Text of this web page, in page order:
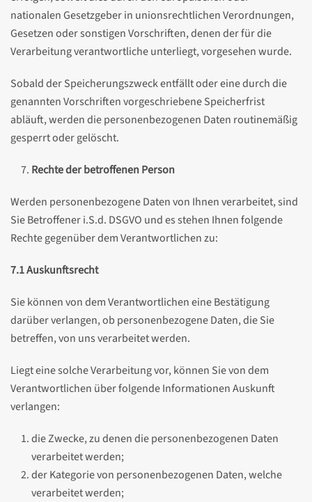
nationalen Gesetzgeber in unionsrechtlichen Verordnungen,
Gesetzen oder sonstigen Vorschriften, denen der für die
Verarbeitung verantwortliche unterliegt, vorgesehen wurde.
Sobald der Speicherungszweck entfällt oder eine durch die
genannten Vorschriften vorgeschriebene Speicherfrist
abläuft, werden die personenbezogenen Daten routinemäßig
gesperrt oder gelöscht.
Rechte der betroffenen Person
Werden personenbezogene Daten von Ihnen verarbeitet, sind
Sie Betroffener i.S.d. DSGVO und es stehen Ihnen folgende
Rechte gegenüber dem Verantwortlichen zu:
7.1 Auskunftsrecht
Sie können von dem Verantwortlichen eine Bestätigung
darüber verlangen, ob personenbezogene Daten, die Sie
betreffen, von uns verarbeitet werden.
Liegt eine solche Verarbeitung vor, können Sie von dem
Verantwortlichen über folgende Informationen Auskunft
verlangen:
die Zwecke, zu denen die personenbezogenen Daten
verarbeitet werden;
der Kategorie von personenbezogenen Daten, welche
verarbeitet werden;